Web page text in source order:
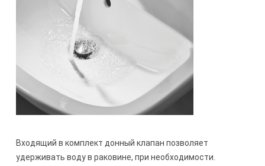
Входящий в комплект донный клапан позволяет
удерживать воду в раковине, при необходимости.